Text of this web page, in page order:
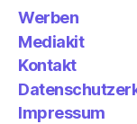
Werben
Mediakit
Kontakt
Impressum